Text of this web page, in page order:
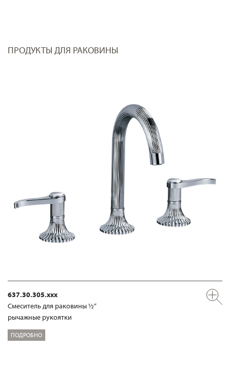
ПРОДУКТЫ ДЛЯ РАКОВИНЫ
637.30.305.xxx
Смеситель для раковины ½“
рычажные рукоятки
ПОДРОБНО